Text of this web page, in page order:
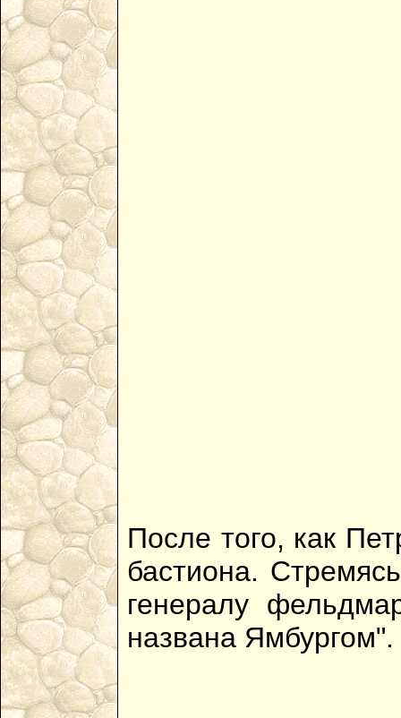
После того, как
бастиона.
генералу
названа Ямбургом".